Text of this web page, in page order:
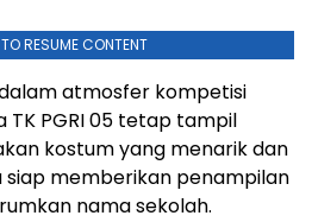
RESUME CONTENT
atmosfer kompetisi
TK PGRI 05 tetap tampil
kostum yang menarik dan
siap memberikan penampilan
nama sekolah.